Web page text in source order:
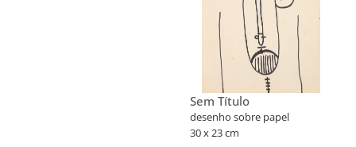
Sem Título
desenho sobre papel
30 x 23 cm